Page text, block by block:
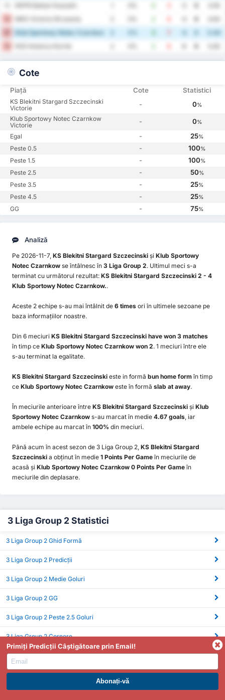
KKPN Baltyk Koszalin
MKS Victoria Wrzesnia
Klub Sportowy Notec Czarnkow
KSS Kotwica Kornik
Cote
Piață Cote Statistici
KS Blekitni Stargard Szczecinski
Victorie
- 0%
Klub Sportowy Notec Czarnkow
Victorie
- 0%
Egal - 25%
Peste 0.5 - 100%
Peste 1.5 - 100%
Peste 2.5 - 50%
Peste 3.5 - 25%
Peste 4.5 - 25%
GG - 75%
Analiză
Pe 2026-11-7, KS Blekitni Stargard Szczecinski și Klub Sportowy
Notec Czarnkow se întâlnesc în 3 Liga Group 2. Ultimul meci s-a
terminat cu următorul rezultat: KS Blekitni Stargard Szczecinski 2 - 4
Klub Sportowy Notec Czarnkow..
Aceste 2 echipe s-au mai întâlnit de 6 times ori în ultimele sezoane pe
baza informațiilor noastre.
Din 6 meciuri KS Blekitni Stargard Szczecinski have won 3 matches
în timp ce Klub Sportowy Notec Czarnkow won 2. 1 meciuri între ele
s-au terminat la egalitate.
KS Blekitni Stargard Szczecinski este in formă bun home formîn timp
ce Klub Sportowy Notec Czarnkow este în formă slab at away.
În meciurile anterioare între KS Blekitni Stargard Szczecinski și Klub
Sportowy Notec Czarnkow s-au marcat în medie 4.67 goals , iar
ambele echipe au marcat în 100% din meciuri.
Până acum în acest sezon de 3 Liga Group 2, KS Blekitni Stargard
Szczecinski a obținut în medie 1 Points Per Gameîn meciurile de
acasă și Klub Sportowy Notec Czarnkow 0 Points Per Gameîn
meciurile din deplasare.
3 Liga Group 2 Statistici
3 Liga Group 2 Ghid Formă
3 Liga Group 2 Predicții
3 Liga Group 2 Medie Goluri
3 Liga Group 2 GG
3 Liga Group 2 Peste 2.5 Goluri
3 Liga Group 2 Cornere
3 Liga Group 2 xG
ABONAȚI-VĂ LA PREMIUM. PROFITAȚI ACUM.
Primiți Predicții Câștigătoare prin Email!